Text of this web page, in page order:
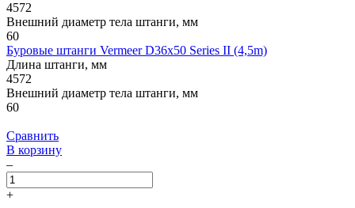
4572
Внешний диаметр тела штанги, мм
60
Буровые штанги Vermeer D36x50 Series II (4,5m)
Длина штанги, мм
4572
Внешний диаметр тела штанги, мм
60
Сравнить
В корзину
–
+